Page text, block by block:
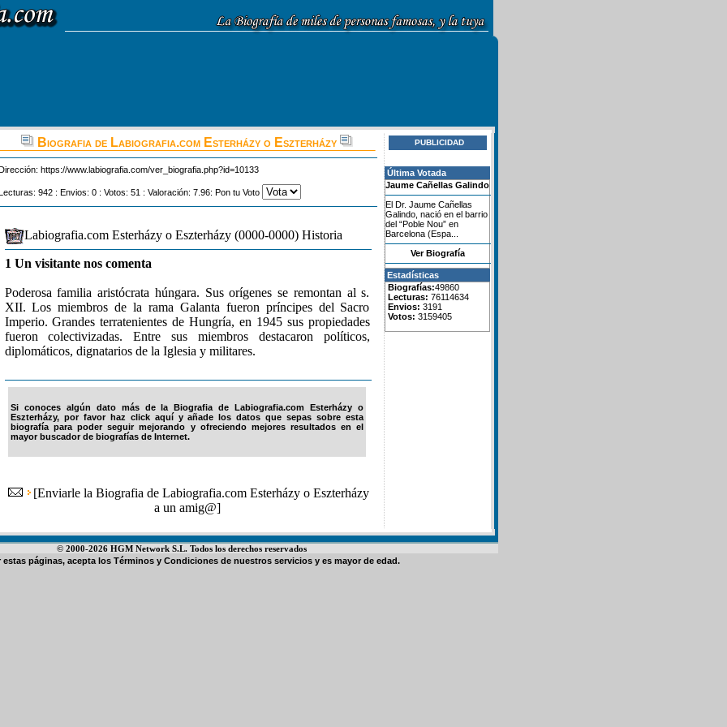
Biografia de Labiografia.com Esterházy o Eszterházy
https://www.labiografia.com/ver_biografia.php?id=10133
942 : Envios: 0 : Votos: 51 : Valoración: 7.96: Pon tu Voto
Labiografia.com Esterházy o Eszterházy (0000-0000) Historia
1 Un visitante nos comenta
Poderosa familia aristócrata húngara. Sus orígenes se remontan al s.
XII. Los miembros de la rama Galanta fueron príncipes del Sacro
Imperio. Grandes terratenientes de Hungría, en 1945 sus propiedades
fueron colectivizadas. Entre sus miembros destacaron políticos,
diplomáticos, dignatarios de la Iglesia y militares.
Si conoces algún dato más de la Biografia de Labiografia.com Esterházy o
Eszterházy, por favor haz click aquí y añade los datos que sepas sobre esta
biografía para poder seguir mejorando y ofreciendo mejores resultados en el
mayor buscador de biografías de Internet.
[Enviarle la Biografia de Labiografia.com Esterházy o Eszterházy
a un amig@]
PUBLICIDAD
Última Votada
Jaume Cañellas Galindo
El Dr. Jaume Cañellas
Galindo, nació en el barrio
del “Poble Nou” en
Barcelona (Espa...
Ver Biografía
Estadísticas
Biografías:49860
Lecturas: 76114634
Envios: 3191
Votos: 3159405
© 2000-2026 HGM Network S.L. Todos los derechos reservados
estas páginas, acepta los Términos y Condiciones de nuestros servicios y es mayor de edad.